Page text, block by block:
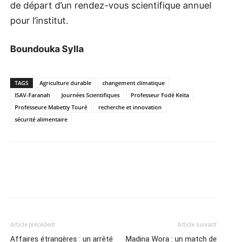
de départ d’un rendez-vous scientifique annuel
pour l’institut.
Boundouka Sylla
TAGS Agriculture durable
changement climatique
ISAV-Faranah
Journées Scientifiques
Professeur Fodé Keïta
Professeure Mabetty Touré
recherche et innovation
sécurité alimentaire
Article précédent
Affaires étrangères : un arrêté
Article suivant
Madina Wora : un match de